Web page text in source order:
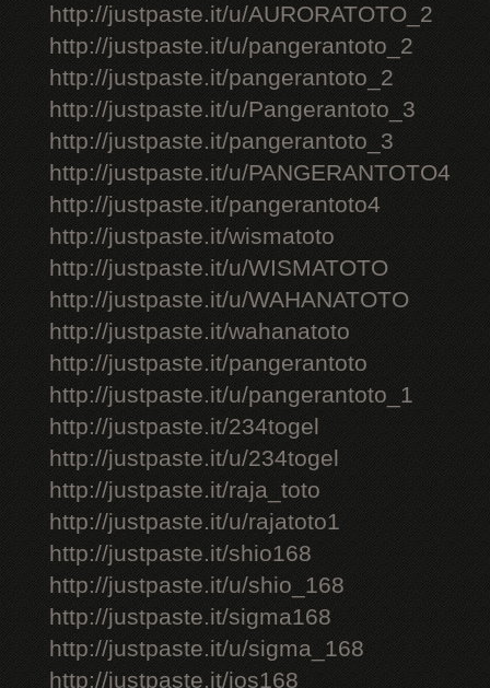
http://justpaste.it/u/AURORATOTO_2
http://justpaste.it/u/pangerantoto_2
http://justpaste.it/pangerantoto_2
http://justpaste.it/u/Pangerantoto_3
http://justpaste.it/pangerantoto_3
http://justpaste.it/u/PANGERANTOTO4
http://justpaste.it/pangerantoto4
http://justpaste.it/wismatoto
http://justpaste.it/u/WISMATOTO
http://justpaste.it/u/WAHANATOTO
http://justpaste.it/wahanatoto
http://justpaste.it/pangerantoto
http://justpaste.it/u/pangerantoto_1
http://justpaste.it/234togel
http://justpaste.it/u/234togel
http://justpaste.it/raja_toto
http://justpaste.it/u/rajatoto1
http://justpaste.it/shio168
http://justpaste.it/u/shio_168
http://justpaste.it/sigma168
http://justpaste.it/u/sigma_168
http://justpaste.it/jos168